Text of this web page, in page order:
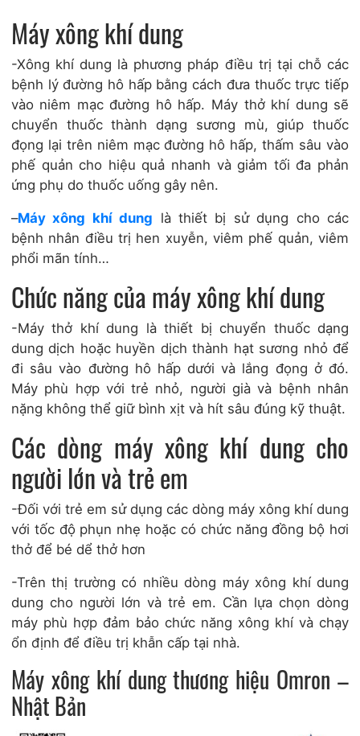
Máy xông khí dung
-Xông khí dung là phương pháp điều trị tại chỗ các
bệnh lý đường hô hấp bằng cách đưa thuốc trực tiếp
vào niêm mạc đường hô hấp. Máy thở khí dung sẽ
chuyển thuốc thành dạng sương mù, giúp thuốc
đọng lại trên niêm mạc đường hô hấp, thấm sâu vào
phế quản cho hiệu quả nhanh và giảm tối đa phản
ứng phụ do thuốc uống gây nên.
–Máy xông khí dung là thiết bị sử dụng cho các
bệnh nhân điều trị hen xuyễn, viêm phế quản, viêm
phổi mãn tính…
Chức năng của máy xông khí dung
-Máy thở khí dung là thiết bị chuyển thuốc dạng
dung dịch hoặc huyền dịch thành hạt sương nhỏ để
đi sâu vào đường hô hấp dưới và lắng đọng ở đó.
Máy phù hợp với trẻ nhỏ, người già và bệnh nhân
nặng không thể giữ bình xịt và hít sâu đúng kỹ thuật.
Các dòng máy xông khí dung cho
người lớn và trẻ em
-Đối với trẻ em sử dụng các dòng máy xông khí dung
với tốc độ phụn nhẹ hoặc có chức năng đồng bộ hơi
thở để bé dể thở hơn
-Trên thị trường có nhiều dòng máy xông khí dung
dung cho người lớn và trẻ em. Cần lựa chọn dòng
máy phù hợp đảm bảo chức năng xông khí và chạy
ổn định để điều trị khẫn cấp tại nhà.
Máy xông khí dung thương hiệu Omron –
Nhật Bản